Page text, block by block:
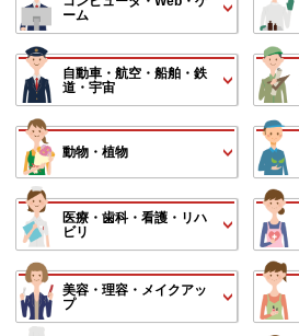
ーム
自動車・航空・船舶・鉄
道・宇宙
動物・植物
医療・歯科・看護・リハ
ビリ
美容・理容・メイクアッ
プ